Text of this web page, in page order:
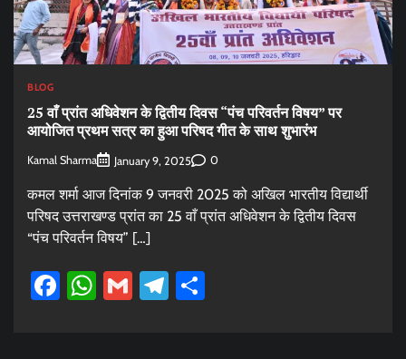
BLOG
25 वाँ प्रांत अधिवेशन के द्वितीय दिवस “पंच परिवर्तन विषय” पर
आयोजित प्रथम सत्र का हुआ परिषद गीत के साथ शुभारंभ
Kamal Sharma January 9, 2025 0
कमल शर्मा आज दिनांक 9 जनवरी 2025 को अखिल भारतीय विद्यार्थी
परिषद उत्तराखण्ड प्रांत का 25 वाँ प्रांत अधिवेशन के द्वितीय दिवस
“पंच परिवर्तन विषय” […]
Facebook
WhatsApp
GmailTelegram